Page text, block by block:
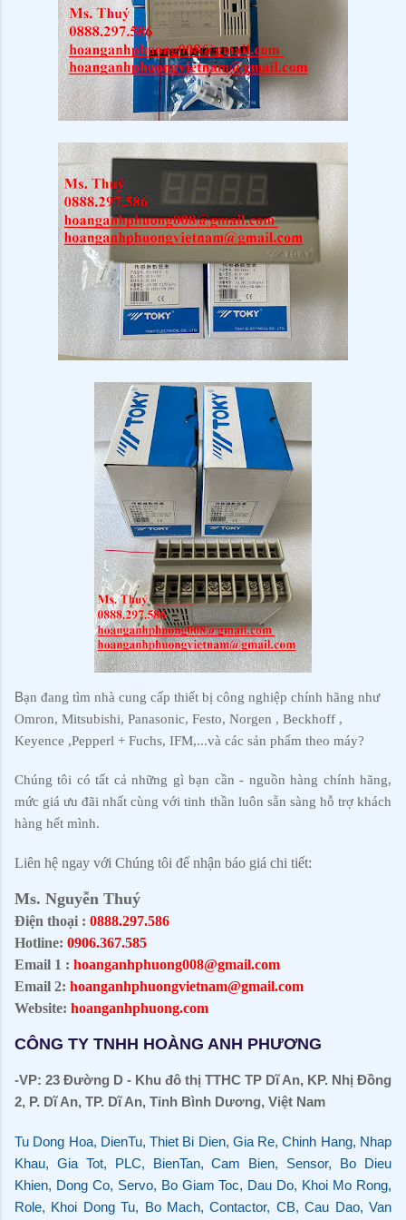
Bạn đang tìm nhà cung cấp thiết bị công nghiệp chính hãng như
Omron, Mitsubishi, Panasonic, Festo, Norgen , Beckhoff ,
Keyence ,Pepperl + Fuchs, IFM,...và các sản phẩm theo máy?
Chúng tôi có tất cả những gì bạn cần - nguồn hàng chính hãng,
mức giá ưu đãi nhất cùng với tinh thần luôn sẵn sàng hỗ trợ khách
hàng hết mình.
Liên hệ ngay với Chúng tôi để nhận báo giá chi tiết:
Ms. Nguyễn Thuý
Điện thoại : 0888.297.586
Hotline: 0906.367.585
Email 1 : hoanganhphuong008@gmail.com
Email 2: hoanganhphuongvietnam@gmail.com
Website: hoanganhphuong.com
CÔNG TY TNHH HOÀNG ANH PHƯƠNG
-VP: 23 Đường D - Khu đô thị TTHC TP Dĩ An, KP. Nhị Đồng
2, P. Dĩ An, TP. Dĩ An, Tỉnh Bình Dương, Việt Nam
Tu Dong Hoa, DienTu, Thiet Bi Dien, Gia Re, Chinh Hang, Nhap
Khau, Gia Tot, PLC, BienTan, Cam Bien, Sensor, Bo Dieu
Khien, Dong Co, Servo, Bo Giam Toc, Dau Do, Khoi Mo Rong,
Role, Khoi Dong Tu, Bo Mach, Contactor, CB, Cau Dao, Van